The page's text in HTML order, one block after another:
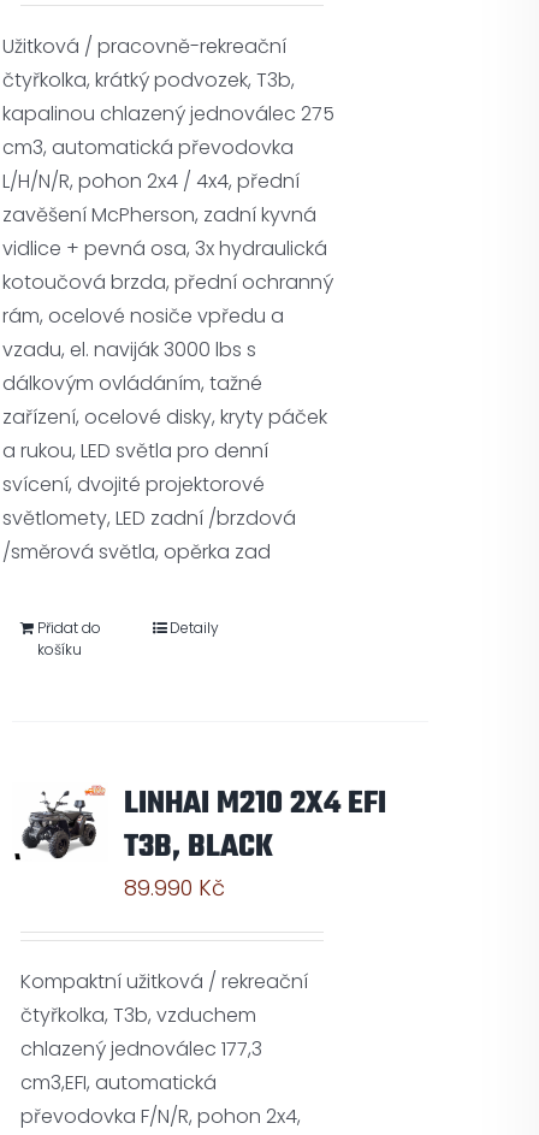
Užitková / pracovně-rekreační
čtyřkolka, krátký podvozek, T3b,
kapalinou chlazený jednoválec 275
cm3, automatická převodovka
L/H/N/R, pohon 2x4 / 4x4, přední
zavěšení McPherson, zadní kyvná
vidlice + pevná osa, 3x hydraulická
kotoučová brzda, přední ochranný
rám, ocelové nosiče vpředu a
vzadu, el. naviják 3000 lbs s
dálkovým ovládáním, tažné
zařízení, ocelové disky, kryty páček
a rukou, LED světla pro denní
svícení, dvojité projektorové
světlomety, LED zadní /brzdová
/směrová světla, opěrka zad
Přidat do
košíku
Detaily
LINHAI M210 2X4 EFI
T3B, BLACK
89.990 Kč
Kompaktní užitková / rekreační
čtyřkolka, T3b, vzduchem
chlazený jednoválec 177,3
cm3,EFI, automatická
převodovka F/N/R, pohon 2x4,